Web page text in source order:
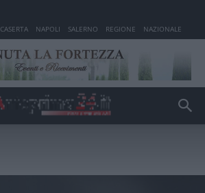
CASERTA NAPOLI SALERNO REGIONE NAZIONALE